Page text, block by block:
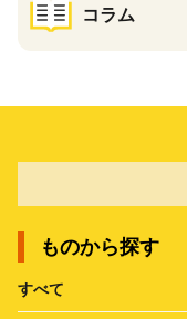
コラム
ものから探す
すべて